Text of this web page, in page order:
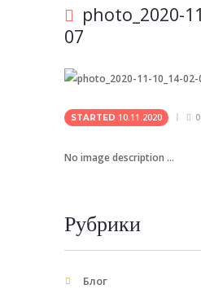
photo_2020-
07
STARTED 10.11.2020 0
No image description ...
Рубрики
Блог